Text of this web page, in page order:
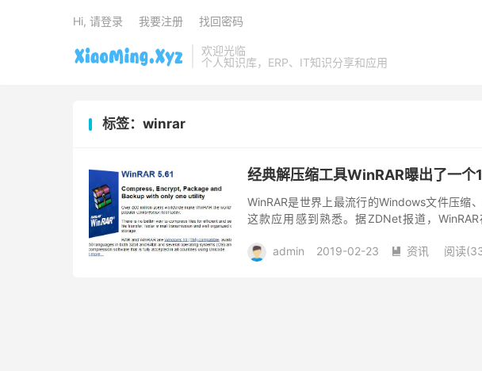
欢迎光临
个人知识库，ERP、IT知识分享和应用
Hi, 请登录 我要注册 找回密码
标签：winrar
经典解压缩工具WinRAR曝出了一个
WinRAR是世界上最流行的Windows文件压缩
这款应用感到熟悉。据ZDNet报道，
admin 2019-02-23  资讯 阅读